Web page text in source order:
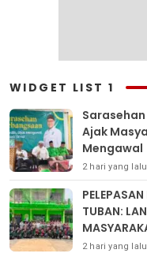
WIDGET LIST 1
Ajak
Mengawal
2 hari yang lalu
TUBAN:
2 hari yang lalu